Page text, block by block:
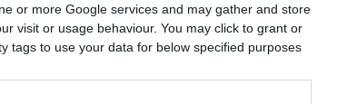
or more Google services and may gather and store
visit or usage behaviour. You may click to grant or
tags to use your data for below specified purposes